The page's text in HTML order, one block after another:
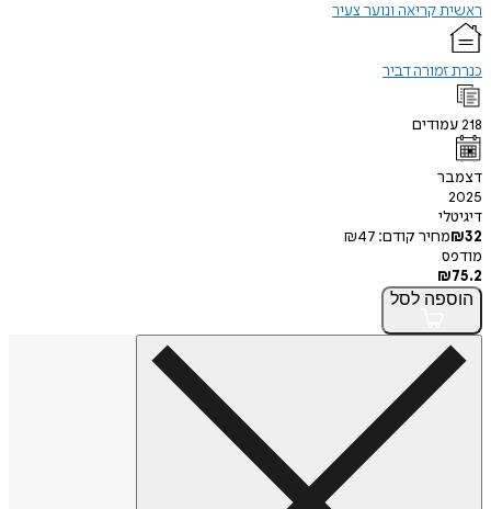
ראשית קריאה ונוער צעיר
כנרת זמורה דביר
218עמודים
דצמבר
2025
דיגיטלי
₪32 מחיר קודם: ₪47
מודפס
₪75.2
הוספה לסל